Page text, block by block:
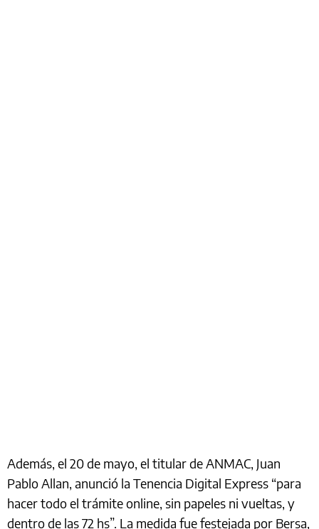
Además, el 20 de mayo, el titular de ANMAC, Juan
Pablo Allan, anunció la Tenencia Digital Express “para
hacer todo el trámite online, sin papeles ni vueltas, y
dentro de las 72 hs”. La medida fue festejada por Bersa,